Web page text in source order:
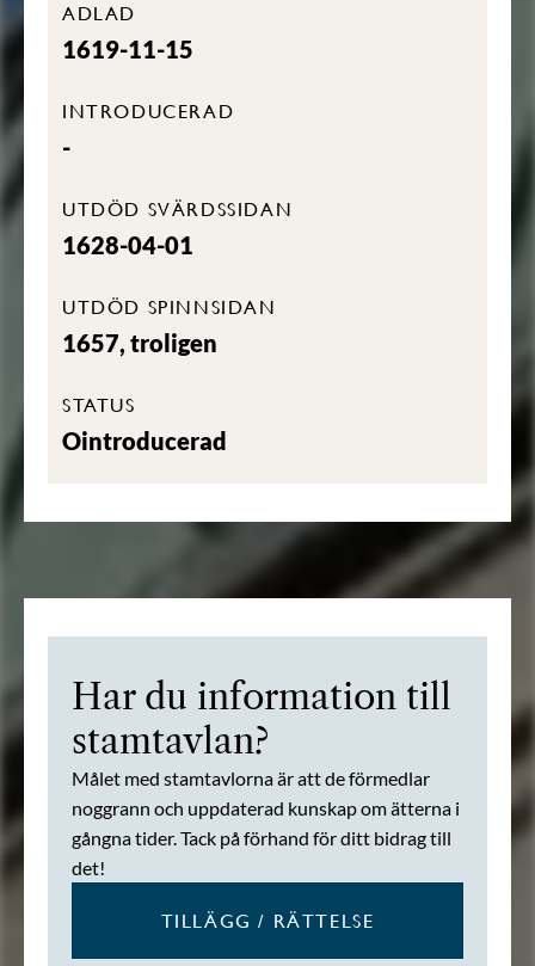
ADLAD
1619-11-15
INTRODUCERAD
-
UTDÖD SVÄRDSSIDAN
1628-04-01
UTDÖD SPINNSIDAN
1657, troligen
STATUS
Ointroducerad
Har du information till
stamtavlan?
Målet med stamtavlorna är att de förmedlar
noggrann och uppdaterad kunskap om ätterna i
gångna tider. Tack på förhand för ditt bidrag till
det!
TILLÄGG / RÄTTELSE